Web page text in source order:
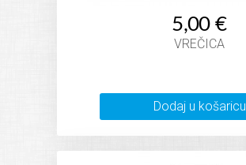
5,00 €
VREČICA
Dodaj u košaricu